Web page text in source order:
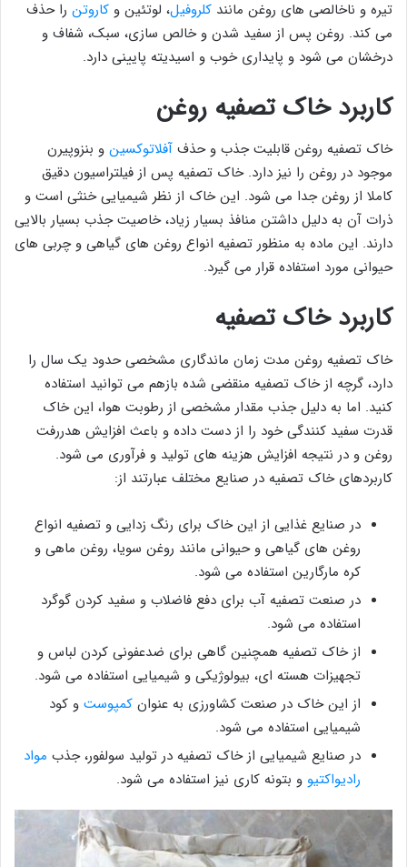
تیره و ناخالصی های روغن مانند کلروفیل، لوتئین و کاروتن را حذف
می کند. روغن پس از سفید شدن و خالص سازی، سبک، شفاف و
درخشان می شود و پایداری خوب و اسیدیته پایینی دارد.
کاربرد خاک تصفیه روغن
خاک تصفیه روغن قابلیت جذب و حذف آفلاتوکسین و بنزوپیرن
موجود در روغن را نیز دارد. خاک تصفیه پس از فیلتراسیون دقیق
کاملا از روغن جدا می شود. این خاک از نظر شیمیایی خنثی است و
ذرات آن به دلیل داشتن منافذ بسیار زیاد، خاصیت جذب بسیار بالایی
دارند. این ماده به منظور تصفیه انواع روغن های گیاهی و چربی های
حیوانی مورد استفاده قرار می گیرد.
کاربرد خاک تصفیه
خاک تصفیه روغن مدت زمان ماندگاری مشخصی حدود یک سال را
دارد، گرچه از خاک تصفیه منقضی شده بازهم می توانید استفاده
کنید. اما به دلیل جذب مقدار مشخصی از رطوبت هوا، این خاک
قدرت سفید کنندگی خود را از دست داده و باعث افزایش هدررفت
روغن و در نتیجه افزایش هزینه های تولید و فرآوری می شود.
کاربردهای خاک تصفیه در صنایع مختلف عبارتند از:
در صنایع غذایی از این خاک برای رنگ زدایی و تصفیه انواع
روغن های گیاهی و حیوانی مانند روغن سویا، روغن ماهی و
کره مارگارین استفاده می شود.
در صنعت تصفیه آب برای دفع فاضلاب و سفید کردن گوگرد
استفاده می شود.
از خاک تصفیه همچنین گاهی برای ضدعفونی کردن لباس و
تجهیزات هسته ای، بیولوژیکی و شیمیایی استفاده می شود.
از این خاک در صنعت کشاورزی به عنوان کمپوست و کود
شیمیایی استفاده می شود.
در صنایع شیمیایی از خاک تصفیه در تولید سولفور، جذب مواد
رادیواکتیو و بتونه کاری نیز استفاده می شود.